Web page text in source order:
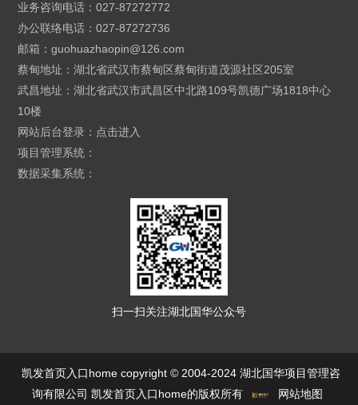
业务咨询电话：027-87272772
办公联络电话：027-87272736
邮箱：guohuazhaopin@126.com
蔡甸地址：湖北省武汉市蔡甸区蔡甸街道茂源社区205室
武昌地址：湖北省武汉市武昌区中北路109号凯德广场1818中心
10楼
网站后台登录： 点击进入
项目管理系统：
数据采集系统：
扫一扫关注湖北国华公众号
凯发首页入口home copyright © 2004-2024 湖北国华项目管理咨
询有限公司 凯发首页入口home的版权所有
网站地图